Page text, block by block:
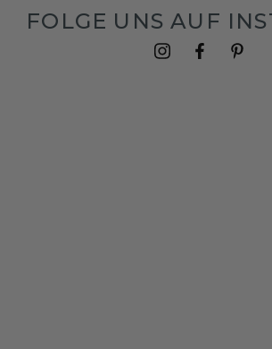
FOLGE UNS AUF